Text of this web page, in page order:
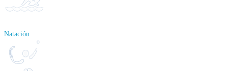
Natación